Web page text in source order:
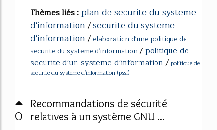
Thèmes liés :plan de securite du systeme
d'information/securite du systeme
d'information/ elaboration d'une politique de
securite du systeme d'information/politique de
securite d'un systeme d'information/ politique de
securite du systeme d'information (pssi)
0
Recommandations de sécurité
relatives à un système GNU ...